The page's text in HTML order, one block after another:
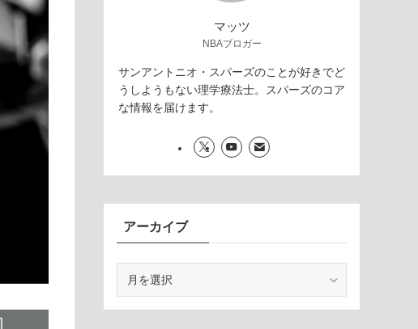
マッツ
NBAブロガー
サンアントニオ・スパーズのことが好きでど
うしようもない理学療法士。スパーズのコア
な情報を届けます。
アーカイブ